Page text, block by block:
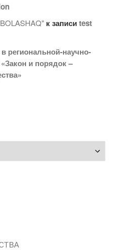
к записиtest
в региональной-научно-
и порядок –